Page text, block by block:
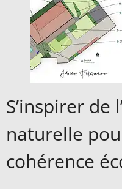
S’inspirer de
naturelle
cohérence